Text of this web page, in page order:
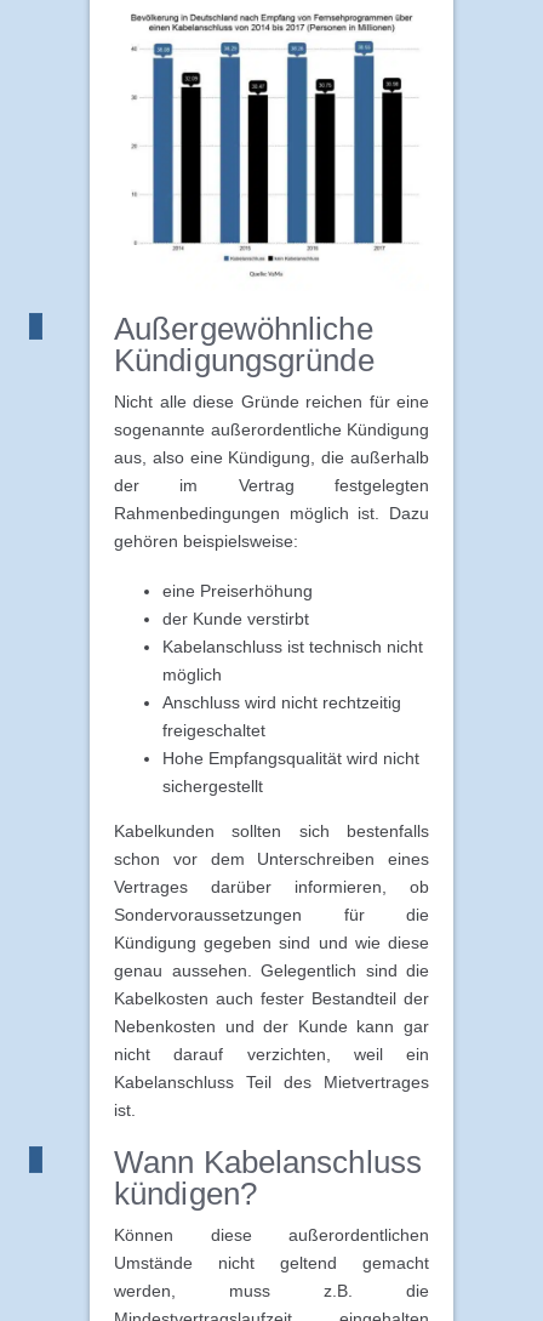
Außergewöhnliche
Kündigungsgründe
Nicht alle diese Gründe reichen für eine
sogenannte außerordentliche Kündigung
aus, also eine Kündigung, die außerhalb
der im Vertrag festgelegten
Rahmenbedingungen möglich ist. Dazu
gehören beispielsweise:
eine Preiserhöhung
der Kunde verstirbt
Kabelanschluss ist technisch nicht
möglich
Anschluss wird nicht rechtzeitig
freigeschaltet
Hohe Empfangsqualität wird nicht
sichergestellt
Kabelkunden sollten sich bestenfalls
schon vor dem Unterschreiben eines
Vertrages darüber informieren, ob
Sondervoraussetzungen für die
Kündigung gegeben sind und wie diese
genau aussehen. Gelegentlich sind die
Kabelkosten auch fester Bestandteil der
Nebenkosten und der Kunde kann gar
nicht darauf verzichten, weil ein
Kabelanschluss Teil des Mietvertrages
ist.
Wann Kabelanschluss
kündigen?
Können diese außerordentlichen
Umstände nicht geltend gemacht
werden, muss z.B. die